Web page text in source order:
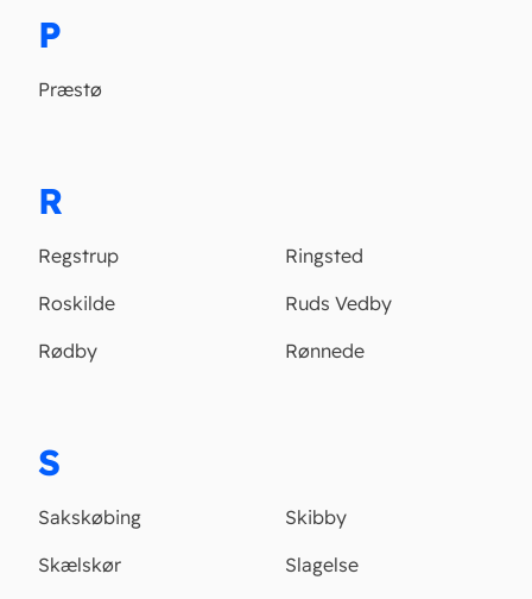
P
Præstø
R
Regstrup
Ringsted
Roskilde
Ruds Vedby
Rødby
Rønnede
S
Sakskøbing
Skibby
Skælskør
Slagelse